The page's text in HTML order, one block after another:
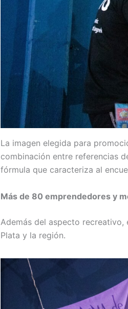
La imagen elegida para
combinación entre referencias
fórmula que caracteriza al
Más de 80 emprendedores y
Además del aspecto
Plata y la región.